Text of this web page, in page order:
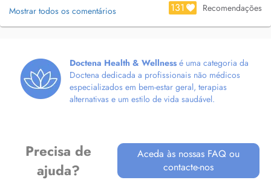
Mostrar todos os comentários 131 Recomendações
Doctena Health & Wellness é uma categoria da
Doctena dedicada a profissionais não médicos
especializados em bem-estar geral, terapias
alternativas e um estilo de vida saudável.
Precisa de
ajuda?
Aceda às nossas FAQ ou
contacte-nos